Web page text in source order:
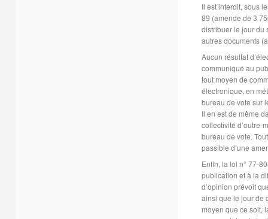
Il est interdit, sous
89 (amende de 3
distribuer le jour du
autres documents
Aucun résultat
communiqué au
tout moyen de
électronique, en
bureau de vote sur
Il en est de même
collectivité d’outre-
bureau de vote.
passible d’une
Enfin, la loi n° 77-
publication et à la
d’opinion prévoit
ainsi que le jour de
moyen que ce soit,